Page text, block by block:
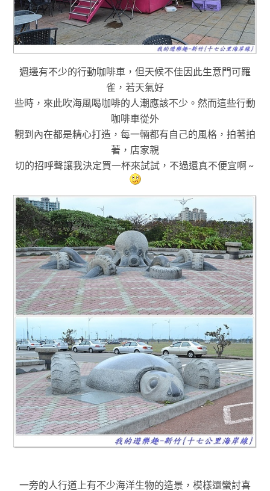
週邊有不少的行動咖啡車，但天候不佳因此生意門可羅
雀 ， 若天氣好
些時，來此吹海風喝咖啡的人潮應該不少 。 然而這些行動
咖啡車從外
觀到內在都是精心打造 ， 每一輛都有自己的風格 ，拍著拍
著 ，店家親
切的招呼聲讓我決定買一杯來試試，不過還真不便宜啊 ~
一旁的人行道上有不少海洋生物的造景 ，模樣還蠻討喜